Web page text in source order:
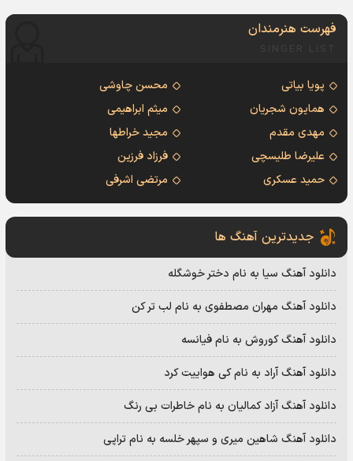
فهرست هنرمندان
پویا بیاتی
محسن چاوشی
همایون شجریان
میثم ابراهیمی
مهدی مقدم
مجید خراطها
علیرضا طلیسچی
فرزاد فرزین
حمید عسکری
مرتضی اشرفی
جدیدترین آهنگ ها
دانلود آهنگ سیا به نام دختر خوشگله
دانلود آهنگ مهران مصطفوی به نام لب تر کن
دانلود آهنگ کوروش به نام فیانسه
دانلود آهنگ آراد به نام کی هواییت کرد
دانلود آهنگ آزاد کمالیان به نام خاطرات بی رنگ
دانلود آهنگ شاهین میری و سپهر خلسه به نام تراپی